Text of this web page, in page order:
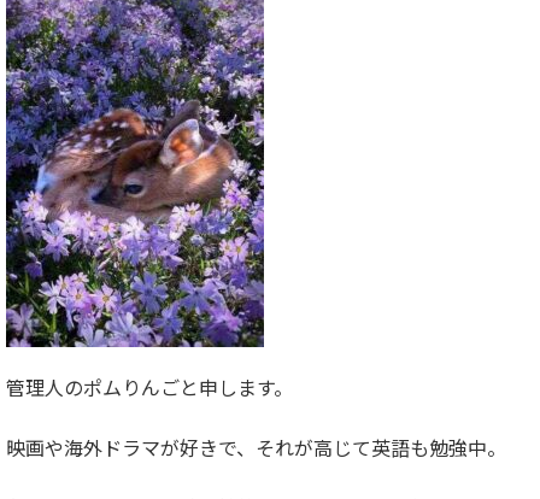
管理人のポムりんごと申します。
映画や海外ドラマが好きで、それが高じて英語も勉強中。